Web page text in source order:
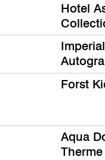
Hotel
Forst
Aqua